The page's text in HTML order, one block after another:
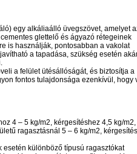
egy alkáliaálló üvegszövet, amelyet
glettelő és ágyazó rétegeinek
is használják, pontosabban a vakolat
a tapadása, szükség esetén
a felület ütésállóságát, és biztosítja a
fontos tulajdonsága ezenkívül, hogy
4 – 5 kg/m2, kérgesítéshez 4,5 kg/m2,
ragasztásnál 5 – 6 kg/m2,
különböző típusú ragasztókat